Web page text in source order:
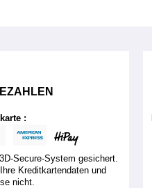
:
Secure-System gesichert.
Kreditkartendaten und
nicht.